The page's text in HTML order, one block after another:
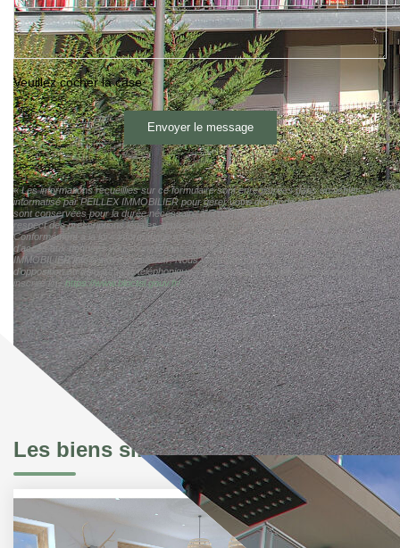
Veuillez cocher la case
Envoyer le message
« Les informations recueillies sur ce formulaire sont enregistrées dans un fichier
informatisé par PEILLEX IMMOBILIER pour gérer votre demande de contact. Elles
sont conservées pour la durée nécessaire à la gestion de la relation client dans le
respect des prescriptions légales applicables et sont destinées à nos conseillers
Conformément à la loi « informatique et libertés », vous pouvez exercer votre droit
d'accès aux données vous concernant et les faire rectifier en contactant PEILLEX
IMMOBILIER info@moynat-peillex.fr. Nous vous informons de l'existence de la liste
d'opposition au démarchage téléphonique « Bloctel », sur laquelle vous pouvez vous
inscrire ici :https://www.bloctel.gouv.fr/»
Les biens similaires